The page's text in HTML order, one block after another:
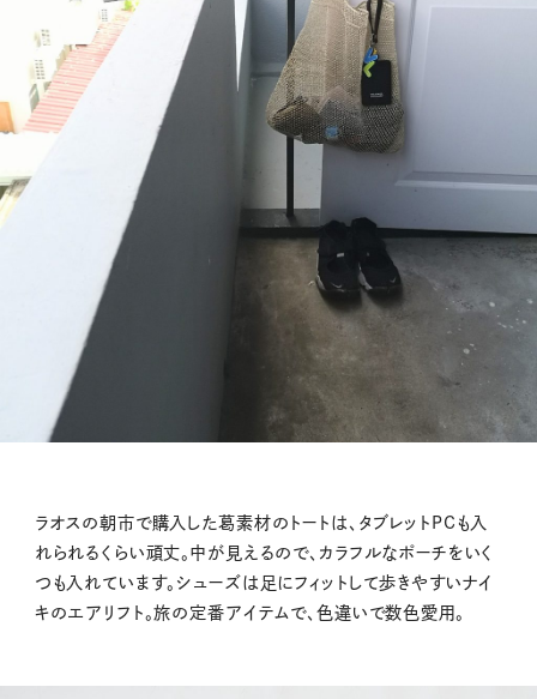
ラオスの朝市で購入した葛素材のトートは、タブレットPCも入
れられるくらい頑丈。中が見えるので、カラフルなポーチをいく
つも入れています。シューズは足にフィットして歩きやすいナイ
キのエアリフト。旅の定番アイテムで、色違いで数色愛用。